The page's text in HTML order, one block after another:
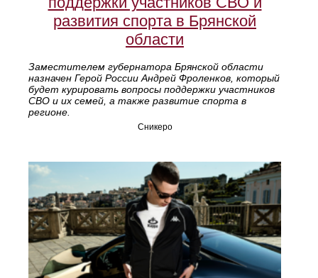
развития спорта в Брянской
области
Заместителем губернатора Брянской области
назначен Герой России Андрей Фроленков, который
будет курировать вопросы поддержки участников
СВО и их семей, а также развитие спорта в
регионе.
Сникеро